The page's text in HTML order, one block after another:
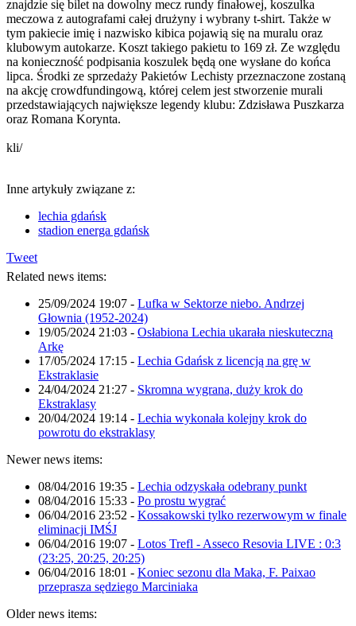
znajdzie się bilet na dowolny mecz rundy finałowej, koszulka
meczowa z autografami całej drużyny i wybrany t-shirt. Także w
tym pakiecie imię i nazwisko kibica pojawią się na muralu oraz
klubowym autokarze. Koszt takiego pakietu to 169 zł. Ze względu
na konieczność podpisania koszulek będą one wysłane do końca
lipca. Środki ze sprzedaży Pakietów Lechisty przeznaczone zostaną
na akcję crowdfundingową, której celem jest stworzenie murali
przedstawiających największe legendy klubu: Zdzisława Puszkarza
oraz Romana Korynta.
kli/
Inne artykuły związane z:
lechia gdańsk
stadion energa gdańsk
Tweet
Related news items:
25/09/2024 19:07 - Lufka w Sektorze niebo. Andrzej
Głownia (1952-2024)
19/05/2024 21:03 - Osłabiona Lechia ukarała nieskuteczną
Arkę
17/05/2024 17:15 - Lechia Gdańsk z licencją na grę w
Ekstraklasie
24/04/2024 21:27 - Skromna wygrana, duży krok do
Ekstraklasy
20/04/2024 19:14 - Lechia wykonała kolejny krok do
powrotu do ekstraklasy
Newer news items:
08/04/2016 19:35 - Lechia odzyskała odebrany punkt
08/04/2016 15:33 - Po prostu wygrać
06/04/2016 23:52 - Kossakowski tylko rezerwowym w finale
eliminacji IMŚJ
06/04/2016 19:07 - Lotos Trefl - Asseco Resovia LIVE : 0:3
(23:25, 20:25, 20:25)
06/04/2016 18:01 - Koniec sezonu dla Maka, F. Paixao
przeprasza sędziego Marciniaka
Older news items: